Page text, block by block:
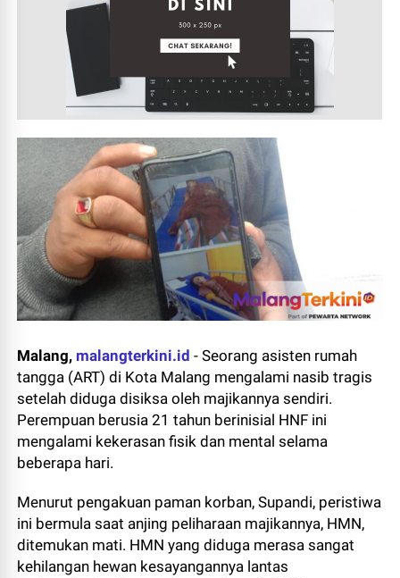
Malang, malangterkini.id -Seorang asisten rumah
tangga (ART) di Kota Malang mengalami nasib tragis
setelah diduga disiksa oleh majikannya sendiri.
Perempuan berusia 21 tahun berinisial HNF ini
mengalami kekerasan fisik dan mental selama
beberapa hari.
Menurut pengakuan paman korban, Supandi, peristiwa
ini bermula saat anjing peliharaan majikannya, HMN,
ditemukan mati. HMN yang diduga merasa sangat
kehilangan hewan kesayangannya lantas